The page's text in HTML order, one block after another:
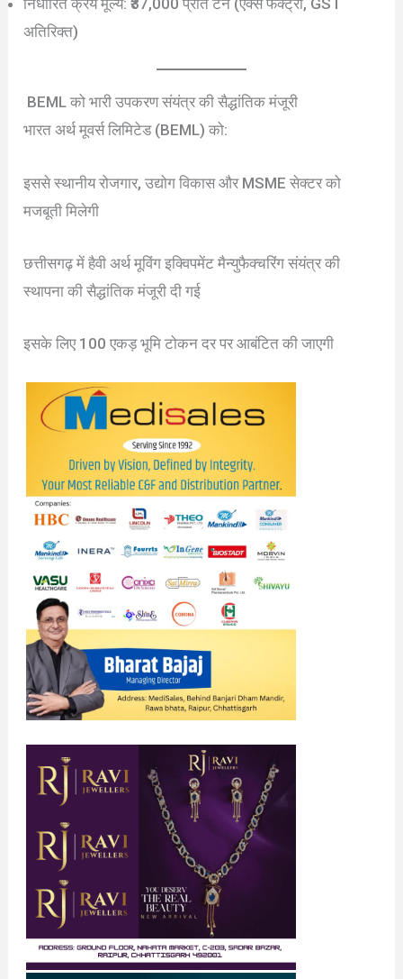
अतिरिक्त)
BEML को भारी उपकरण संयंत्र की सैद्धांतिक मंजूरी
भारत अर्थ मूवर्स लिमिटेड (BEML) को:
इससे स्थानीय रोजगार, उद्योग विकास और MSME सेक्टर को
मजबूती मिलेगी
छत्तीसगढ़ में हैवी अर्थ मूविंग इक्विपमेंट मैन्युफैक्चरिंग संयंत्र की
स्थापना की सैद्धांतिक मंजूरी दी गई
इसके लिए 100 एकड़ भूमि टोकन दर पर आबंटित की जाएगी